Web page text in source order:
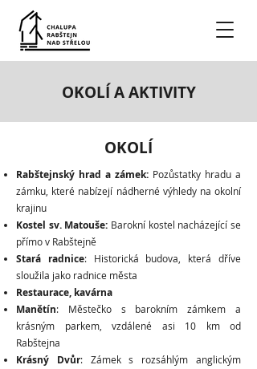
OKOLÍ A AKTIVITY
OKOLÍ
Rabštejnský hrad a zámek: Pozůstatky hradu a
zámku, které nabízejí nádherné výhledy na okolní
krajinu
Kostel sv. Matouše: Barokní kostel nacházející se
přímo v Rabštejně
Stará radnice: Historická budova, která dříve
sloužila jako radnice města
Restaurace, kavárna
Manětín: Městečko s barokním zámkem a
krásným parkem, vzdálené asi 10 km od
Rabštejna
Krásný Dvůr: Zámek s rozsáhlým anglickým